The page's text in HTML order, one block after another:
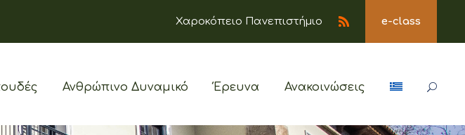
Χαροκόπειο Πανεπιστήμιο e-class
Ανθρώπινο Δυναμικό Έρευνα Ανακοινώσεις